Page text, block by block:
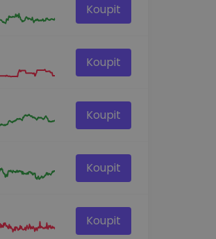
Koupit
Koupit
Koupit
Koupit
Koupit